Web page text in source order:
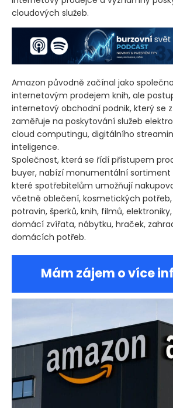
cloudových služeb.
Amazon původně začínal jako
internetovým prodejem knih, ale
internetový obchodní podnik, který se
zaměřuje na poskytování služeb
cloud computingu, digitálního
inteligence.
Společnost, která se řídí přístupem
buyer, nabízí monumentální sortiment
které spotřebitelům umožňují
včetně oblečení, kosmetických
potravin, šperků, knih, filmů,
domácí zvířata, nábytku, hraček,
domácích potřeb.
Mám zájem o více